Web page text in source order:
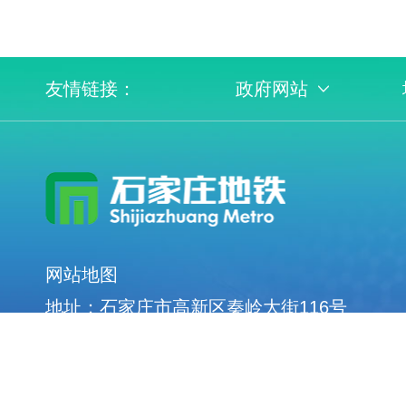
友情链接： 政府网站
网站地图
地址：石家庄市高新区秦岭大街116号